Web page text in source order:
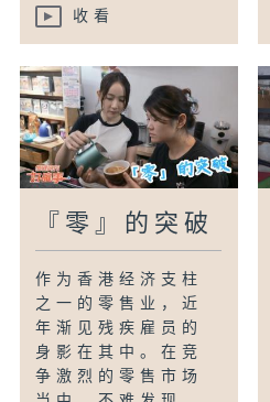
收看
『零』的突破
作为香港经济支柱
之一的零售业，近
年渐见残疾雇员的
身影在其中。在竞
争激烈的零售市场